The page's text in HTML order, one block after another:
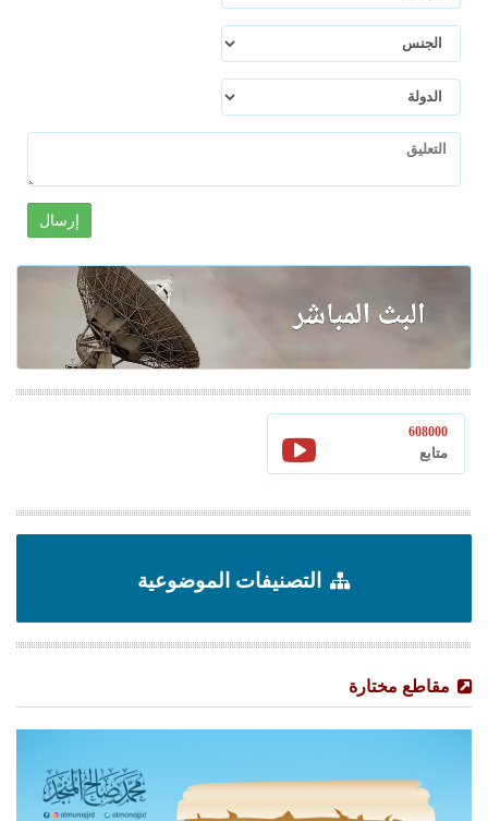
إرسال
608000
متابع
التصنيفات الموضوعية
مقاطع مختارة